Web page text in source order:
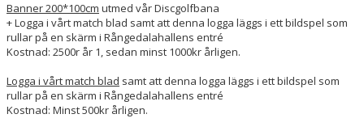
Banner 200*100cm utmed vår Discgolfbana
+ Logga i vårt match blad samt att denna logga läggs i ett bildspel som
rullar på en skärm i Rångedalahallens entré
Kostnad: 2500r år 1, sedan minst 1000kr årligen.
Logga i vårt match blad samt att denna logga läggs i ett bildspel som
rullar på en skärm i Rångedalahallens entré
Kostnad: Minst 500kr årligen.